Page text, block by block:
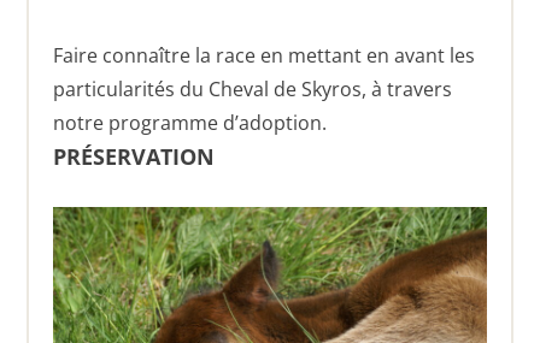
Faire connaître la race en mettant en avant les
particularités du Cheval de Skyros, à travers
notre programme d’adoption.
PRÉSERVATION